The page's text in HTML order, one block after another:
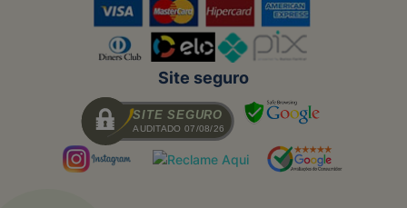
Site seguro
SITE SEGURO
AUDITADO 07/08/26